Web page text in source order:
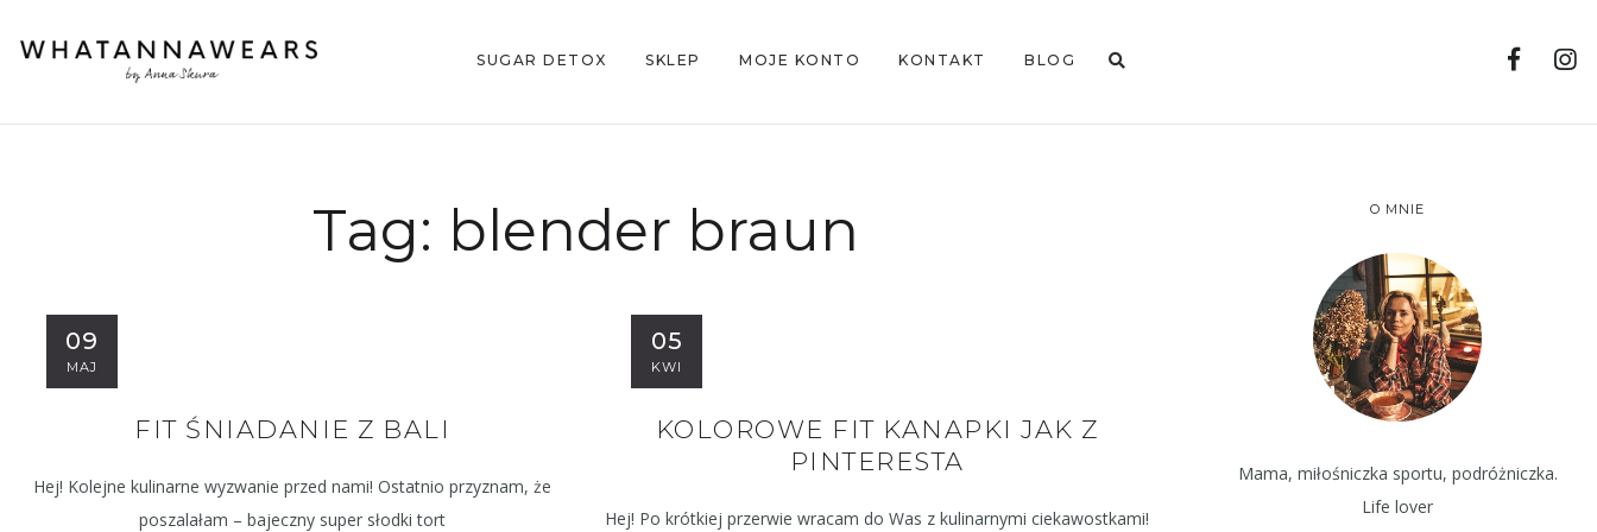
SUGAR DETOX SKLEP MOJE KONTO KONTAKT BLOG
Tag: blender braun
09
MAJ
FIT ŚNIADANIE Z BALI
Hej! Kolejne kulinarne wyzwanie przed nami! Ostatnio przyznam, że
poszalałam – bajeczny super słodki tort
05
KWI
KOLOROWE FIT KANAPKI JAK Z
PINTERESTA
Hej! Po krótkiej przerwie wracam do Was z kulinarnymi ciekawostkami!
O MNIE
Mama, miłośniczka sportu, podróżniczka.
Life lover